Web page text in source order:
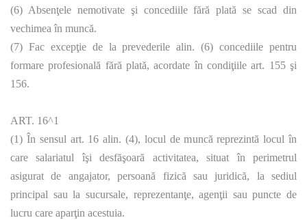
(6) Absenţele nemotivate şi concediile fără plată se scad din
vechimea în muncă.
(7) Fac excepţie de la prevederile alin. (6) concediile pentru
formare profesională fără plată, acordate în condiţiile art. 155 şi
156.
ART. 16^1
(1) În sensul art. 16 alin. (4), locul de muncă reprezintă locul în
care salariatul îşi desfăşoară activitatea, situat în perimetrul
asigurat de angajator, persoană fizică sau juridică, la sediul
principal sau la sucursale, reprezentanţe, agenţii sau puncte de
lucru care aparţin acestuia.